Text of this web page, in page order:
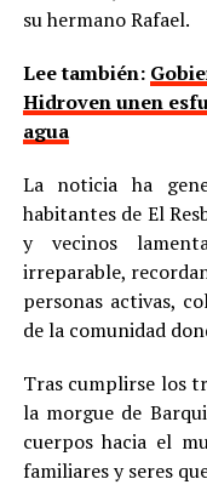
su hermano Rafael.
Lee también:
Hidroven unen
agua
La noticia ha
habitantes de El
y vecinos
irreparable,
personas activas,
de la comunidad
Tras cumplirse los
la morgue de
cuerpos hacia el
familiares y seres